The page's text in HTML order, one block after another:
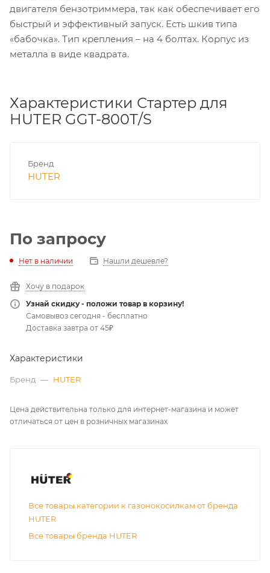
двигателя бензотриммера, так как обеспечивает его
быстрый и эффективный запуск. Есть шкив типа
«бабочка». Тип крепления – на 4 болтах. Корпус из
металла в виде квадрата.
Характеристики Стартер для
HUTER GGT-800T/S
Бренд
HUTER
По запросу
Нет в наличии Нашли дешевле?
Хочу в подарок
Узнай скидку - положи товар в корзину!
Самовывоз сегодня - бесплатно
Доставка завтра от 45₽
Характеристики
Бренд — HUTER
Цена действительна только для интернет-магазина и может
отличаться от цен в розничных магазинах
Все товары категории к газонокосилкам от бренда
HUTER
Все товары бренда HUTER